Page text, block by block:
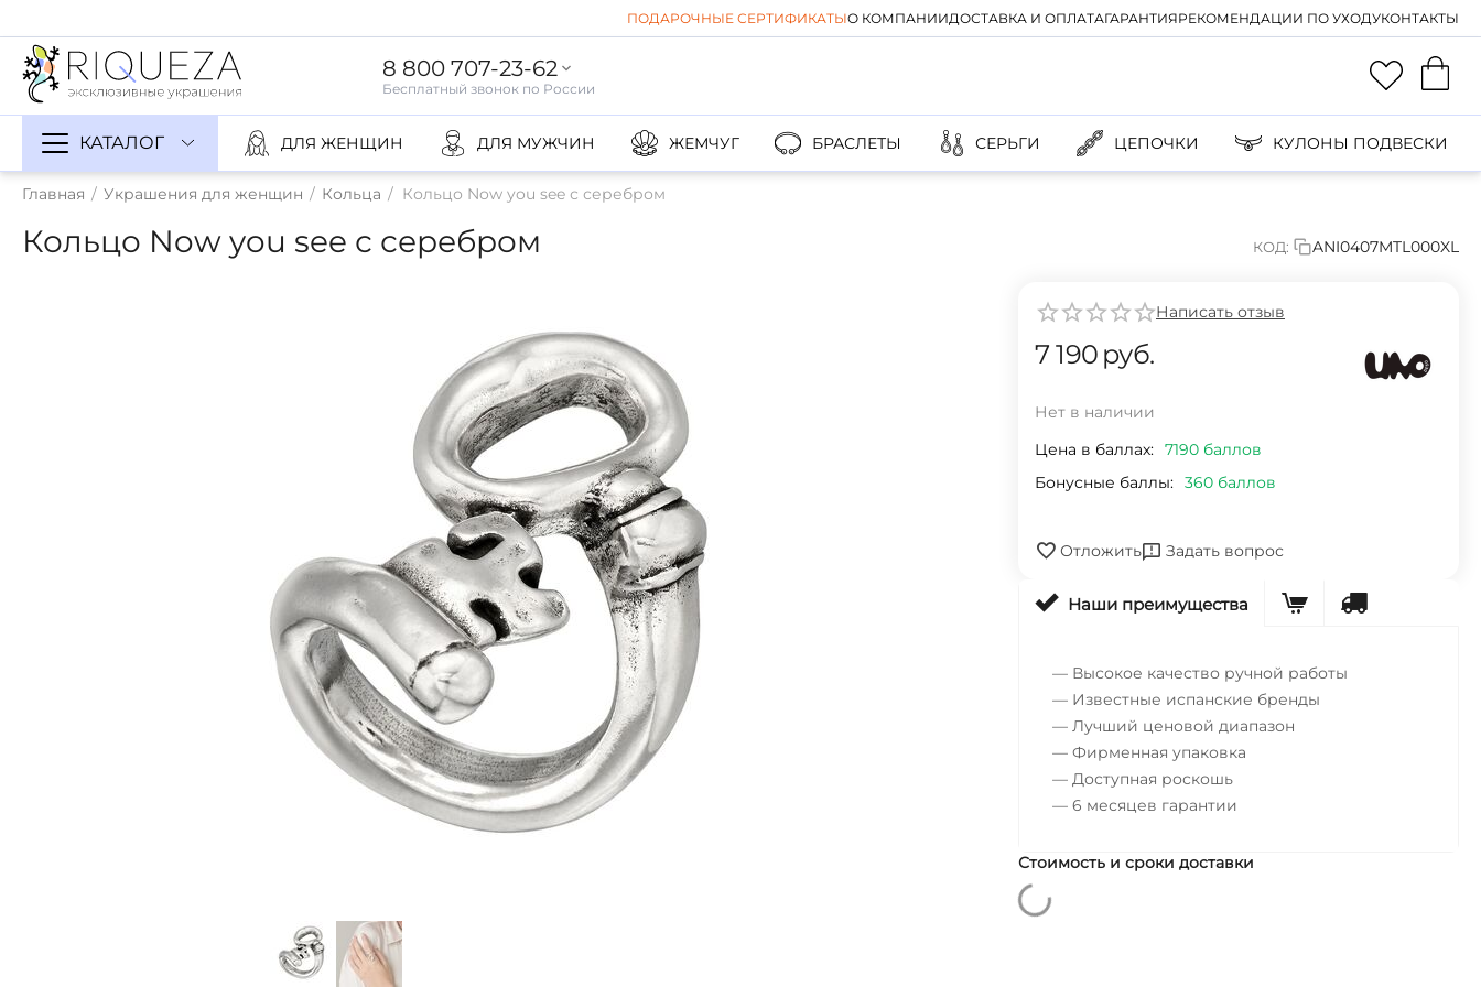
ПОДАРОЧНЫЕ СЕРТИФИКАТЫО КОМПАНИИДОСТАВКА И ОПЛАТАГАРАНТИЯРЕКОМЕНДАЦИИ ПО УХОДУКОНТАКТЫ
8 800 707-23-62
КАТАЛОГ ДЛЯ ЖЕНЩИН ДЛЯ МУЖЧИН ЖЕМЧУГ БРАСЛЕТЫ СЕРЬГИ ЦЕПОЧКИ КУЛОНЫ ПОДВЕСКИ
Главная / Украшения для женщин / Кольца / Кольцо Now you see с серебром
Кольцо Now you see с серебром КОД: ANI0407MTL000XL
Написать отзыв
7 190 руб.
Нет в наличии
Цена в баллах: 7190 баллов
Бонусные баллы: 360 баллов
Отложить Задать вопрос
Наши преимущества
— Высокое качество ручной работы
— Известные испанские бренды
— Лучший ценовой диапазон
— Фирменная упаковка
— Доступная роскошь
— 6 месяцев гарантии
Стоимость и сроки доставки